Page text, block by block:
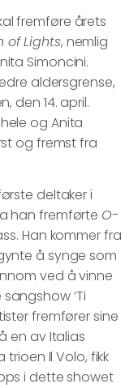
fremføre årets
of Lights, nemlig
Simoncini.
aldersgrense,
den 14. april.
og Anita
og fremst fra
deltaker i
han fremførte O-
Han kommer fra
å synge som
ved å vinne
‘Ti
fremfører sine
en av Italias
Il Volo, fikk
i dette showet